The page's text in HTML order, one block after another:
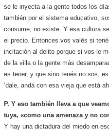
se le inyecta a la gente todos los
también por el sistema educativo,
consume, no existe. Y esa cultura
el precio. Entonces vos valés si
incitación al delito porque si vos le
de la villa o la gente más
es tener, y que sino tenés no sos,
‘dale, andá con esa vieja que está
P. Y eso también lleva a que
tuya, «como una amenaza y no
Y hay una dictadura del miedo en